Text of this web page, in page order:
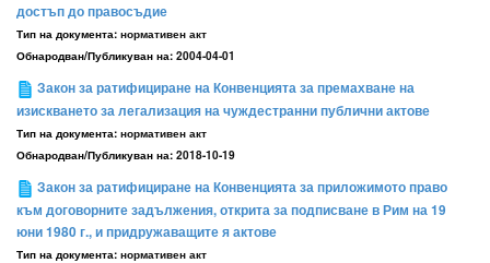
достъп до правосъдие
Тип на документа: нормативен акт
Обнародван/Публикуван на: 2004-04-01
Закон за ратифициране на Конвенцията за премахване на
изискването за легализация на чуждестранни публични актове
Тип на документа: нормативен акт
Обнародван/Публикуван на: 2018-10-19
Закон за ратифициране на Конвенцията за приложимото право
към договорните задължения, открита за подписване в Рим на 19
юни 1980 г., и придружаващите я актове
Тип на документа: нормативен акт